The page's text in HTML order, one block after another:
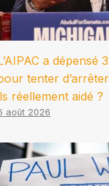
a dépensé
tenter
réellement aidé ?
août 2026